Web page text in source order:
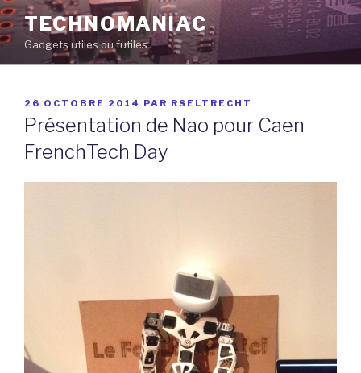
Aller
au
contenu
principal
TECHNOMANIAC
Gadgets utiles ou futiles
PUBLIÉ
LE
26 OCTOBRE 2014 PAR RSELTRECHT
Présentation de Nao pour Caen
FrenchTech Day